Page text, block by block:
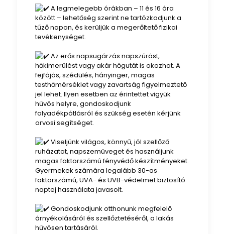
A legmelegebb órákban – 11 és 16 óra
között – lehetőség szerint ne tartózkodjunk a
tűző napon, és kerüljük a megerőltető fizikai
tevékenységet.
Az erős napsugárzás napszúrást,
hőkimerülést vagy akár hőgutát is okozhat. A
fejfájás, szédülés, hányinger, magas
testhőmérséklet vagy zavartság figyelmeztető
jel lehet. Ilyen esetben az érintettet vigyük
hűvös helyre, gondoskodjunk
folyadékpótlásról és szükség esetén kérjünk
orvosi segítséget.
Viseljünk világos, könnyű, jól szellőző
ruházatot, napszemüveget és használjunk
magas faktorszámú fényvédő készítményeket.
Gyermekek számára legalább 30-as
faktorszámú, UVA- és UVB-védelmet biztosító
naptej használata javasolt.
Gondoskodjunk otthonunk megfelelő
árnyékolásáról és szellőztetéséről, a lakás
hűvösen tartásáról.